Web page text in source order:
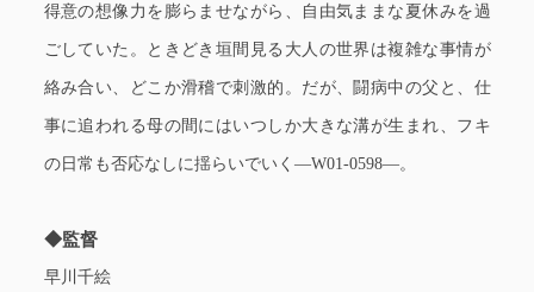
得意の想像力を膨らませながら、自由気ままな夏休みを過
ごしていた。ときどき垣間見る大人の世界は複雑な事情が
絡み合い、どこか滑稽で刺激的。だが、闘病中の父と、仕
事に追われる母の間にはいつしか大きな溝が生まれ、フキ
の日常も否応なしに揺らいでいく―W01-0598―。
◆監督
早川千絵